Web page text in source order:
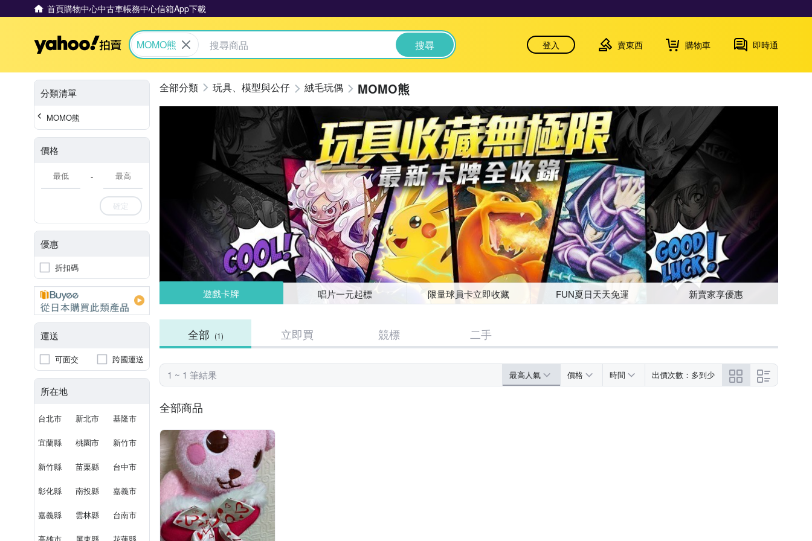
首頁購物中心中古車帳務中心信箱App下載
Yahoo拍賣
MOMO熊 搜尋 登入 賣東西 購物車 即時通
分類清單
MOMO熊
價格
-
確定
優惠
折扣碼
運送
可面交 跨國運送
所在地
台北市 新北市 基隆市
宜蘭縣 桃園市 新竹市
新竹縣 苗栗縣 台中市
彰化縣 南投縣 嘉義市
嘉義縣 雲林縣 台南市
玩具、模型與公仔 絨毛玩偶 MOMO熊
遊戲卡牌 唱片一元起標 限量球員卡立即收藏 FUN夏日天天免運 新賣家享優惠
全部 (1) 立即買 競標 二手
1 ~ 1 筆結果 最高人氣 價格 時間 出價次數：多到少
全部商品